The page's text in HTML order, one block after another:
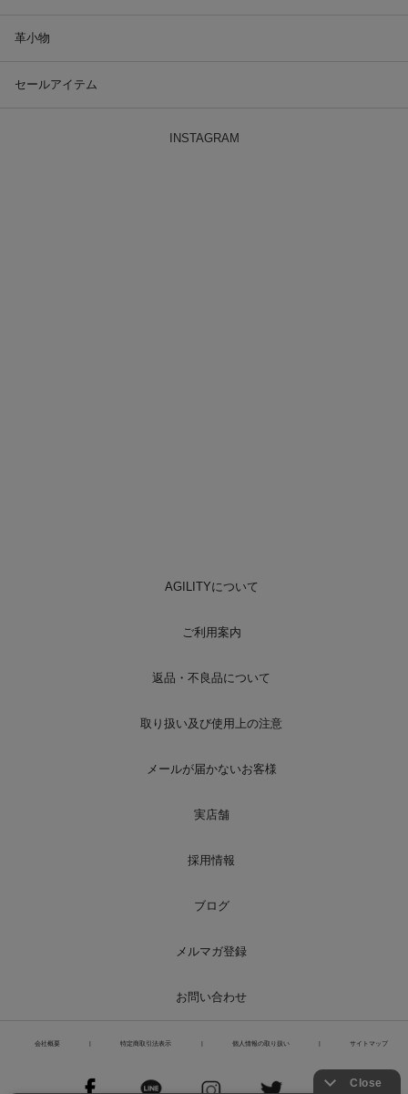
革小物
セールアイテム
INSTAGRAM
AGILITYについて
ご利用案内
返品・不良品について
取り扱い及び使用上の注意
メールが届かないお客様
実店舗
採用情報
ブログ
メルマガ登録
お問い合わせ
会社概要 特定商取引法表示 個人情報の取り扱い サイトマップ